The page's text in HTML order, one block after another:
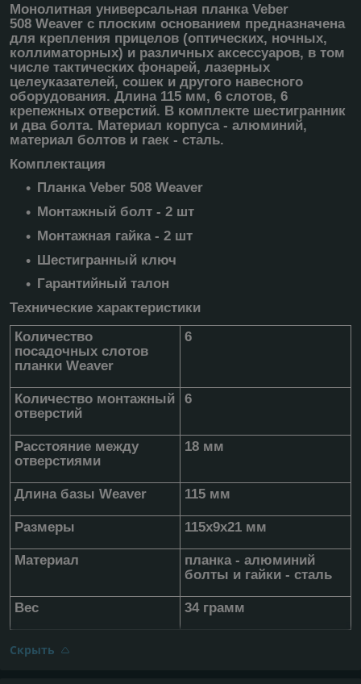
Монолитная универсальная планка Veber
508 Weaver с плоским основанием предназначена
для крепления прицелов (оптических, ночных,
коллиматорных) и различных аксессуаров, в том
числе тактических фонарей, лазерных
целеуказателей, сошек и другого навесного
оборудования. Длина 115 мм, 6 слотов, 6
крепежных отверстий. В комплекте шестигранник
и два болта. Материал корпуса - алюминий,
материал болтов и гаек - сталь.
Комплектация
Планка Veber 508 Weaver
Монтажный болт - 2 шт
Монтажная гайка - 2 шт
Шестигранный ключ
Гарантийный талон
Технические характеристики
Количество
посадочных слотов
планки Weaver
6
Количество монтажный
отверстий
6
Расстояние между
отверстиями
18 мм
Длина базы Weaver 115 мм
Размеры 115х9х21 мм
Материал
планка - алюминий
болты и гайки - сталь
Вес 34 грамм
Скрыть